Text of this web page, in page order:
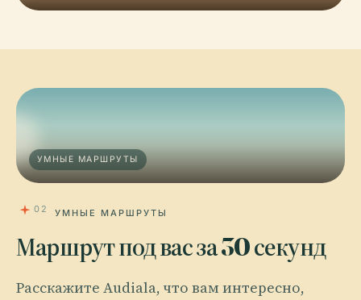
02 УМНЫЕ МАРШРУТЫ
Маршрут под вас за 30 секунд
Расскажите Audiala, что вам интересно,
УМНЫЕ МАРШРУТЫ